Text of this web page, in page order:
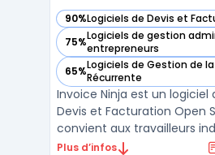
90%Logiciels de Devis et
— voir Invoice Ninja dans
75%Logiciels de gestion
entrepreneurs
— voir Invoice Ninja dans
65%Logiciels de Gestion de
Récurrente
— voir Invoice Ninja dans
Invoice Ninja est un logiciel
Devis et Facturation Open
convient aux travailleurs
aux petites entreprises. Il
Plus d’infos